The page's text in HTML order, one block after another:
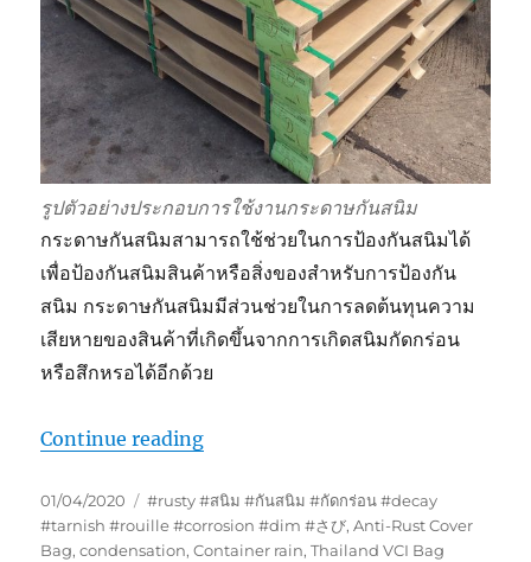
รูปตัวอย่างประกอบการใช้งานกระดาษกันสนิม
กระดาษกันสนิมสามารถใช้ช่วยในการป้องกันสนิมได้
เพื่อป้องกันสนิมสินค้าหรือสิ่งของสำหรับการป้องกัน
สนิม กระดาษกันสนิมมีส่วนช่วยในการลดต้นทุนความ
เสียหายของสินค้าที่เกิดขึ้นจากการเกิดสนิมกัดกร่อน
หรือสึกหรอได้อีกด้วย
Continue reading“กระดาษกันสนิมใช้สำหรับกันสนิม”
Posted
on
01/04/2020 Tags
#rusty #สนิม #กันสนิม #กัดกร่อน #decay
#tarnish #rouille #corrosion #dim #さび,Anti-Rust Cover
Bag,condensation,Container rain,Thailand VCI Bag